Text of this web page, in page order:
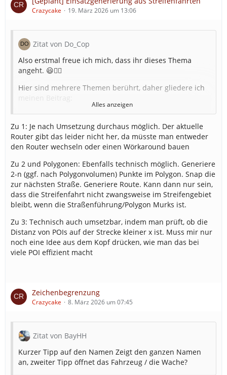
Crazycake 19. März 2026 um 13:06
Zitat von Do_Cop
Also erstmal freue ich mich, dass ihr dieses Thema
angeht. 😃👍🏻
Hier sind mehrere Themen berührt, daher gliedere ich
Autobahn generiert Einsätze
Hier ist auch für mich noch die Frage offen, wie
die Autobahnen erfasst werden. Zeichnen wir
dann alle händisch mit Sehnenzügen unsere
BABen nach? Das fände ich keine gute Lösung.
Kann man nicht die Metadaten aus
OpenStreetMap nutzen, um eine Straße als
Autobahn zu erkennen?
Generell fände ich es sinnvoll, wenn Autobahn-
Einsätze auf der ganzen Strecke generiert werden
könnte und nicht nur an den bisherigen POI.
Dafür gibt's einen dicken Daumen hoch. 👍🏻
Auch dies ist sinnvoll. Schließlich ist es Sinn und
Zweck, bei einer Streifenfahrt Auffälligkeiten (oder
eben Einsätze) aufzutun. Das Handling der
wünschen, z.B. dass man einen Streifenbezirk
(Polygon) anlegen könnte, innerhalb dessen das
Fahrzeug zufällig hin und her fährt. Vielleicht ist
das auch eine Nummer zu groß, aber das fände
Alles anzeigen
Zu 1: Je nach Umsetzung durchaus möglich. Der aktuelle
Router gibt das leider nicht her, da müsste man entweder
den Router wechseln oder einen Wörkaround bauen
Zu 2 und Polygonen: Ebenfalls technisch möglich. Generiere
2-n (ggf. nach Polygonvolumen) Punkte im Polygon. Snap die
zur nächsten Straße. Generiere Route. Kann dann nur sein,
dass die Streifenfahrt nicht zwangsweise im Streifengebiet
bleibt, wenn die Straßenführung/Polygon Murks ist.
Zu 3: Technisch auch umsetzbar, indem man prüft, ob die
Distanz von POIs auf der Strecke kleiner x ist. Muss mir nur
noch eine Idee aus dem Kopf drücken, wie man das bei
viele POI effizient macht
Zeichenbegrenzung
Crazycake 8. März 2026 um 07:45
Zitat von BayHH
Kurzer Tipp auf den Namen Zeigt den ganzen Namen
an, zweiter Tipp öffnet das Fahrzeug / die Wache?